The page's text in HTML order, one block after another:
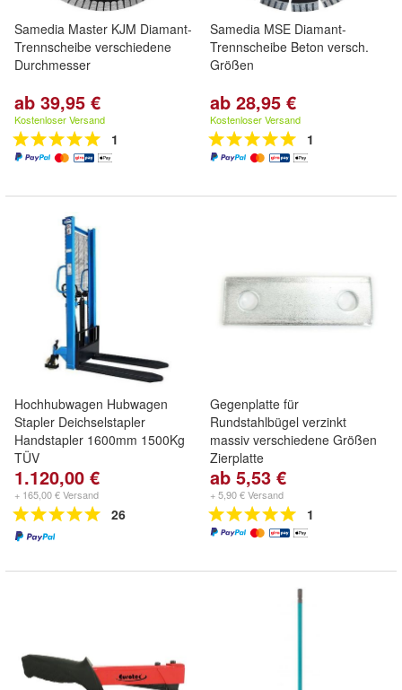
Samedia Master KJM Diamant-
Trennscheibe verschiedene
Durchmesser
ab 39,95 €
Kostenloser Versand
1
Samedia MSE Diamant-
Trennscheibe Beton versch.
Größen
ab 28,95 €
Kostenloser Versand
1
Hochhubwagen Hubwagen
Stapler Deichselstapler
Handstapler 1600mm 1500Kg
TÜV
1.120,00 €
+ 165,00 € Versand
26
Gegenplatte für
Rundstahlbügel verzinkt
massiv verschiedene Größen
Zierplatte
ab 5,53 €
+ 5,90 € Versand
1